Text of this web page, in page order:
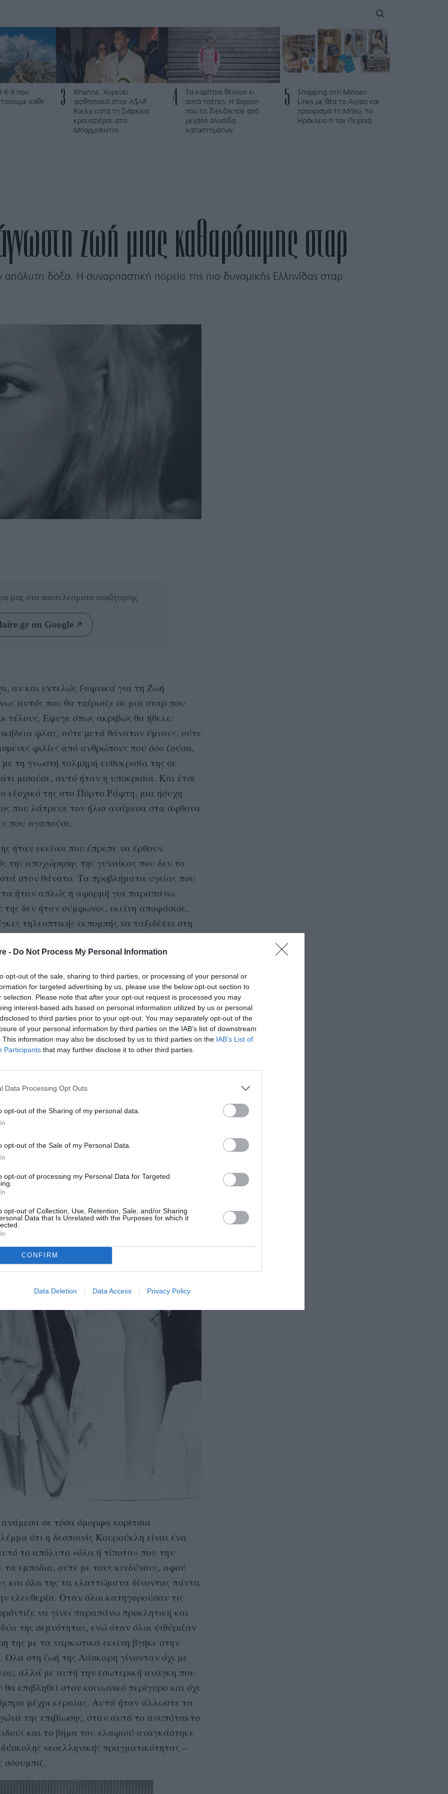
- Do Not Process My Personal Information
opt-out of the sale, sharing to third parties, or processing of your personal or
for targeted advertising by us, please use the below opt-out section to
selection. Please note that after your opt-out request is processed you may
interest-based ads based on personal information utilized by us or personal
to third parties prior to your opt-out. You may separately opt-out of the
of your personal information by third parties on the IAB’s list of downstream
This information may also be disclosed by us to third parties on the IAB’s List of
Participants that may further disclose it to other third parties.
Data Processing Opt Outs
opt-out of the Sharing of my personal data.
opt-out of the Sale of my Personal Data.
opt-out of processing my Personal Data for Targeted
opt-out of Collection, Use, Retention, Sale, and/or Sharing
Data that Is Unrelated with the Purposes for which it
CONFIRM
Data Deletion Data Access Privacy Policy
6-9 που
κάθε
3
Rihanna: Χορεύει
αισθησιακά στον A$AP
Rocky κατά τη διάρκεια
κρουαζιέρας στα
Μπαρμπέιντος
4
Τα κορίτσια θέλουν κι
αυτά τσέπες: Η 8χρονη
που τις διεκδίκησε από
μεγάλη αλυσίδα
καταστημάτων
5
Shopping στη Minoan
Lines με θέα το Αιγαίο και
προορισμό τη Μήλο, το
Ηράκλειο ή τον Πειραιά
ζωή μιας καθαρόαιμης σταρ
δόξα. Η συναρπαστική πορεία της πιο δυναμικής Ελληνίδας σταρ
μας στα αποτελέσματα αναζήτησης
on Google
αν και εντελώς ξαφνικά για τη Ζωή
αυτός που θα ταίριαζε σε μια σταρ που
τέλους. Eφυγε όπως ακριβώς θα ήθελε:
φλας, ούτε µετά θάνατον ύµνους, ούτε
φιλίες από ανθρώπους που όσο ζούσα,
τη γνωστή τολμηρή ευθυκρισία της σε
μισούσε, αυτό ήταν η υποκρισία. Και έτσι
εξοχικό της στο Πόρτο Ράφτη, μια ήσυχη
που λάτρευε τον ήλιο ανάμεσα στα άφθονα
που αγαπούσε.
ήταν εκείνοι που έπρεπε να έρθουν
της αποχώρησης της γυναίκας που δεν το
στον θάνατο. Τα προβλήματα υγείας που
ήταν απλώς η αφορμή για παραπάνω
της δεν ήταν σύμφωνος, εκείνη αποφάσισε,
τηλεοπτικής εκπομπής να ταξιδέψει στη
θα μπορούσε, άλλωστε, να είναι το μότο
ζωή της ή απλώς το εμβληματικό σύνθημα
της διασημότητας με το καλημέρα.
σε τόσα όμορφα κορίτσια
ότι η δεσποινίς Κουρούκλη είναι ένα
το απόλυτο «όλα ή τίποτα» που την
τα εμπόδια, ούτε με τους κινδύνους, αφού
και όλα της τα ελαττώματα δίνοντας πάντα
ελευθερία. Οταν όλοι κατηγορούσαν τις
να γίνει παραπάνω προκλητική και
της σεμνότητας, ενώ όταν όλοι ψιθύριζαν
της με τα ναρκωτικά εκείνη βγήκε στην
στη ζωή της Λάσκαρη γίνονταν όχι με
αλλά με αυτή την εσωτερική ανάγκη που
επιβληθεί στον κοινωνικό περίγυρο και όχι
μέχρι κεραίας. Αυτά ήταν άλλωστε τα
της επιβίωσης, όταν αυτό το ανυπότακτο
και το βήμα του ελαφιού αναγκάστηκε
νεοελληνικής πραγματικότητας –
σόουμπιζ.